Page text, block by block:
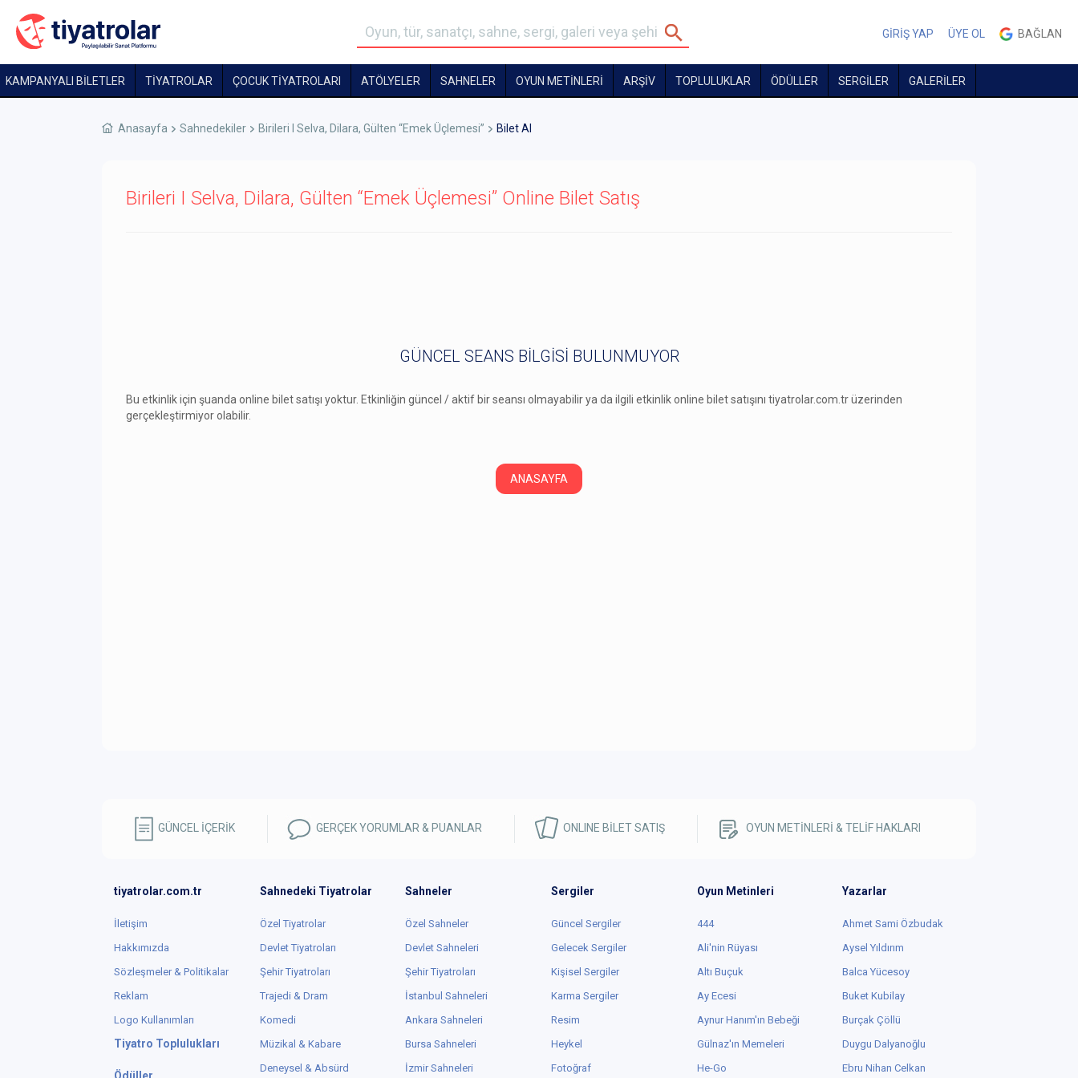
GİRİŞ YAP ÜYE OL BAĞLAN
KAMPANYALI BİLETLER TİYATROLAR ÇOCUK TIYATROLARI ATÖLYELER SAHNELER OYUN METİNLERİ ARŞİV TOPLULUKLAR ÖDÜLLER SERGİLER GALERİLER
Anasayfa Sahnedekiler Birileri I Selva, Dilara, Gülten “Emek Üçlemesi” Bilet Al
Birileri I Selva, Dilara, Gülten “Emek Üçlemesi” Online Bilet Satış
GÜNCEL SEANS BİLGİSİ BULUNMUYOR
Bu etkinlik için şuanda online bilet satışı yoktur. Etkinliğin güncel / aktif bir seansı olmayabilir ya da ilgili etkinlik online bilet satışını tiyatrolar.com.tr üzerinden
gerçekleştirmiyor olabilir.
ANASAYFA
GÜNCEL İÇERİK GERÇEK YORUMLAR & PUANLAR ONLINE BİLET SATIŞ OYUN METİNLERİ & TELİF HAKLARI
tiyatrolar.com.tr
İletişim
Hakkımızda
Sözleşmeler & Politikalar
Reklam
Logo Kullanımları
Tiyatro Toplulukları
Sahnedeki Tiyatrolar
Özel Tiyatrolar
Devlet Tiyatroları
Şehir Tiyatroları
Trajedi & Dram
Komedi
Müzikal & Kabare
Deneysel & Absürd
Sahneler
Özel Sahneler
Devlet Sahneleri
Şehir Tiyatroları
İstanbul Sahneleri
Ankara Sahneleri
Bursa Sahneleri
İzmir Sahneleri
Sergiler
Güncel Sergiler
Gelecek Sergiler
Kişisel Sergiler
Karma Sergiler
Resim
Heykel
Fotoğraf
Oyun Metinleri
444
Ali'nin Rüyası
Altı Buçuk
Ay Ecesi
Aynur Hanım'ın Bebeği
Gülnaz'ın Memeleri
He-Go
Yazarlar
Ahmet Sami Özbudak
Aysel Yıldırım
Balca Yücesoy
Buket Kubilay
Burçak Çöllü
Duygu Dalyanoğlu
Ebru Nihan Celkan